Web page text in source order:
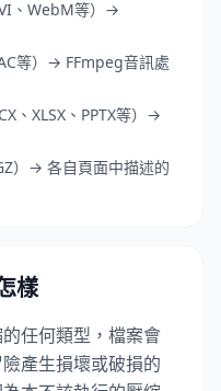
、WebM等）→
等）→ FFmpeg音訊處
、XLSX、PPTX等）→
）→ 各自頁面中描述的
樣
任何類型，檔案會
產生損壞或破損的